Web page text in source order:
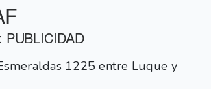
PUBLICIDAD
1225 entre Luque y